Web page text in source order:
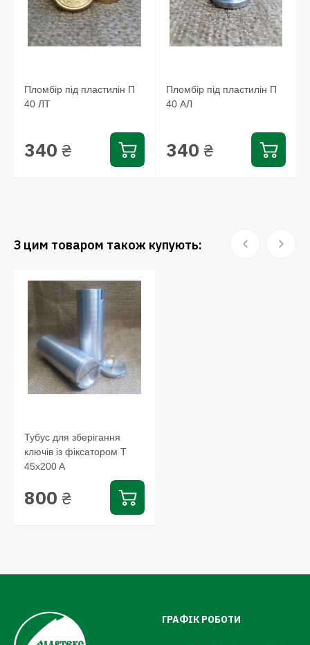
Пломбір під пластилін П
40 ЛТ
340 ₴
Пломбір під пластилін П
40 АЛ
340 ₴
З цим товаром також купують:
Тубус для зберігання
ключів із фіксатором Т
45x200 A
800 ₴
ГРАФІК РОБОТИ